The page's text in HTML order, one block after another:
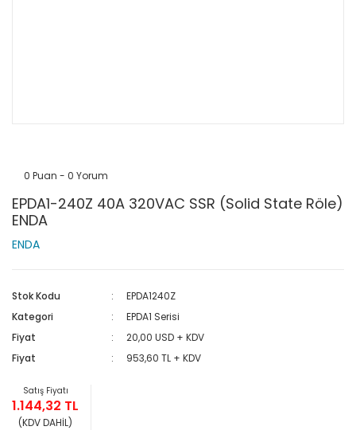
0 Puan - 0 Yorum
EPDA1-240Z 40A 320VAC SSR (Solid State Röle)
ENDA
ENDA
Stok Kodu
EPDA1240Z
Kategori
EPDA1 Serisi
Fiyat
20,00 USD + KDV
Fiyat
953,60 TL + KDV
Satış Fiyatı
1.144,32 TL
(KDV DAHİL)